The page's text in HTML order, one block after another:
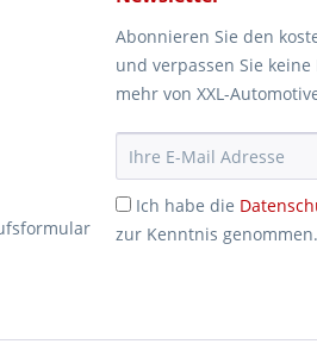
Abonnieren Sie den
und verpassen Sie
mehr von XXL-
Ich habe die
zur Kenntnis genommen.